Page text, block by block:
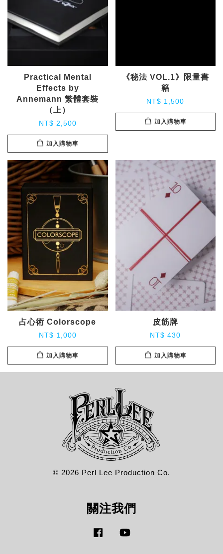
Practical Mental
Effects by
Annemann 繁體套裝
（上）
NT$ 2,500
加入購物車
《秘法 VOL.1》限量書
籍
NT$ 1,500
加入購物車
占心術 Colorscope
NT$ 1,000
加入購物車
皮筋牌
NT$ 430
加入購物車
© 2026 Perl Lee Production Co.
關注我們
Facebook